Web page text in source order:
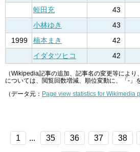
蛭田充
43
小林ゆき
43
1999
楠本まき 42
イダタツヒコ
42
（Wikipedia記事の追加、記事名の変更等によ
については、閲覧回数増減、順位変動に、「-」
（データ元： Page view statistics for Wikimedia
1 ... 35 36 37 38